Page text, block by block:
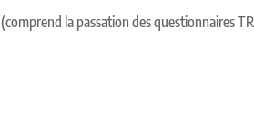
(comprend la passation des questionnaires